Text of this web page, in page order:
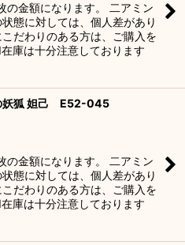
の金額になります。 二アミン
態に対しては、個人差があり
だわりのある方は、ご購入を
庫は十分注意しております
妖狐 妲己 E52-045
の金額になります。 二アミン
態に対しては、個人差があり
だわりのある方は、ご購入を
庫は十分注意しております